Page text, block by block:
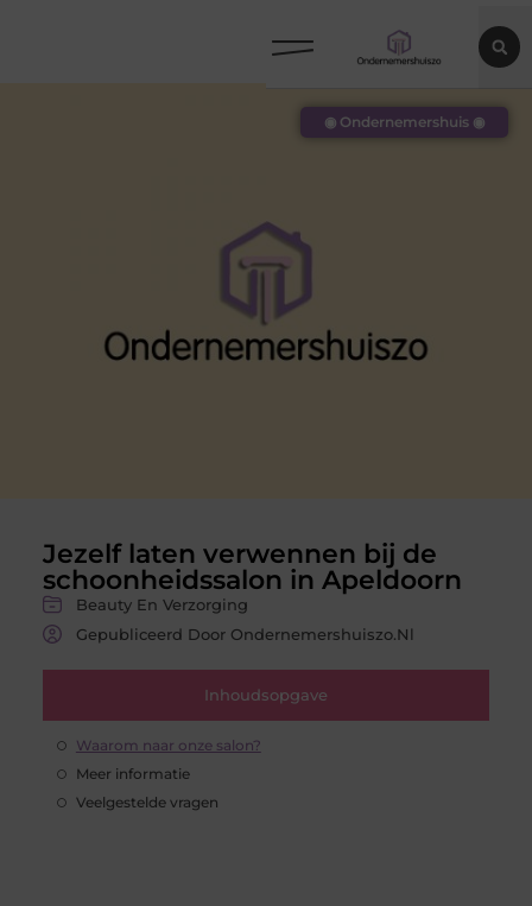
Jezelf laten verwennen bij de
schoonheidssalon in Apeldoorn
Beauty En Verzorging
Gepubliceerd Door Ondernemershuiszo.nl
Inhoudsopgave
Waarom naar onze salon?
Meer informatie
Veelgestelde vragen
◉ Ondernemershuis ◉